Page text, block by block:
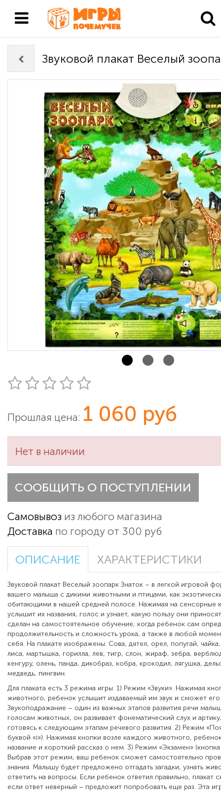
Звуковой плакат Веселый
Прошлая цена: 1 060 руб
Нет в наличии
СООБЩИТЬ О ПОСТУПЛЕНИИ
Самовывоз из любого магазина
Доставка по городу от 300 руб
ОПИСАНИЕ ХАРАКТЕРИСТИКИ
Звуковой плакат Веселый зоопарк Знаток – в легкой игровой
вашего малыша с дикими животными и птицами, как
обитающими в нашей средней полосе. Нажимая на сенсорные
услышит их названия, голос и узнает, какую пользу они
сделан на самостоятельное обучение, когда ребенок сам
продолжительность и сложность урока, а также в любой
себя. На плакате изображены: Сова, дятел, орел, попугай,
лиса, мартышка, горилла, лев, тигр, слон, жираф, зебра,
кенгуру, олень, панда, дикобраз, кобра, крокодил, лягушка,
медведь, пингвин.
Для плаката есть 3 режима игры: 1) Режим «Звуки». Нажимая
животного, ребенок услышит издаваемый им звук и сможет его
Звукоподражание – один из важных этапов развития речи
голосам животных, он развивает фонематический слух и
готовясь к следующим этапам речевого развития. 2) Режим
буквой «i»). Нажимая кнопки возле каждого животного,
название и короткий рассказ о нем. 3) Режим «Экзамен»
Выбрав этот режим, ваш ребенок сможет самостоятельно
знания. Малышу будет предложено отгадать загадки, узнать
ответить на вопросы. Если ребенок ответил правильно, плакат
если ответ неверный – предложит попробовать еще раз. Эта